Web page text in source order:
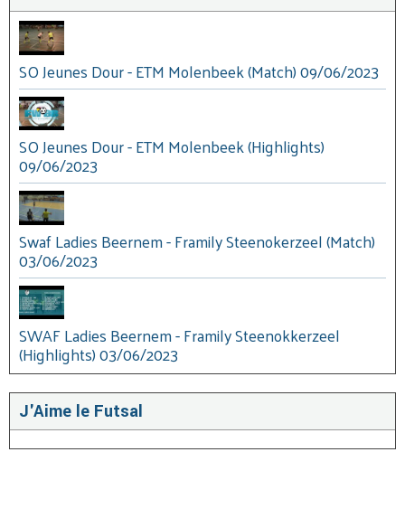
SO Jeunes Dour - ETM Molenbeek (Match) 09/06/2023
SO Jeunes Dour - ETM Molenbeek (Highlights)
09/06/2023
Swaf Ladies Beernem - Framily Steenokerzeel (Match)
03/06/2023
SWAF Ladies Beernem - Framily Steenokkerzeel
(Highlights) 03/06/2023
J'Aime le Futsal